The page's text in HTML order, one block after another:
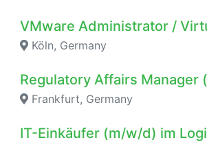
VMware Administrator /
Köln, Germany
Regulatory Affairs Manager
Frankfurt, Germany
IT-Einkäufer (m/w/d) im